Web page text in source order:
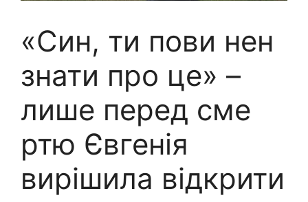
«Син, ти пови нен
знати про це» –
лише перед сме
ртю Євгенія
вирішила відкрити